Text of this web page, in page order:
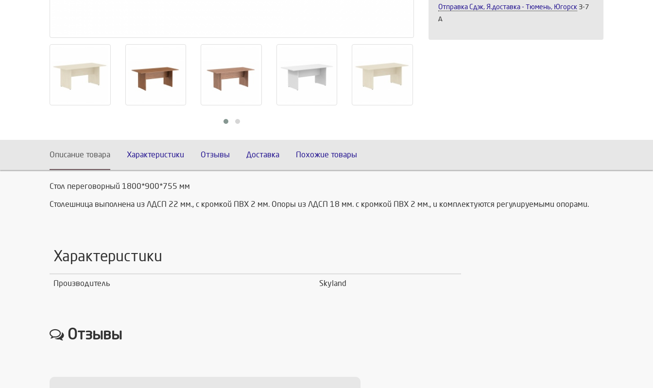
Отправка Сдэк, Я.доставка - Тюмень, Югорск 3-7
д
Описание товара Характеристики Отзывы Доставка Похожие товары
Стол переговорный 1800*900*755 мм
Столешница выполнена из ЛДСП 22 мм., с кромкой ПВХ 2 мм. Опоры из ЛДСП 18 мм. с кромкой ПВХ 2 мм., и комплектуются регулируемыми опорами.
Характеристики
Производитель Skyland
Отзывы